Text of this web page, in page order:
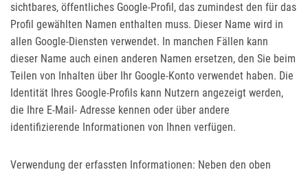
sichtbares, öffentliches Google-Profil, das zumindest den für das
Profil gewählten Namen enthalten muss. Dieser Name wird in
allen Google-Diensten verwendet. In manchen Fällen kann
dieser Name auch einen anderen Namen ersetzen, den Sie beim
Teilen von Inhalten über Ihr Google-Konto verwendet haben. Die
Identität Ihres Google-Profils kann Nutzern angezeigt werden,
die Ihre E-Mail- Adresse kennen oder über andere
identifizierende Informationen von Ihnen verfügen.
Verwendung der erfassten Informationen: Neben den oben